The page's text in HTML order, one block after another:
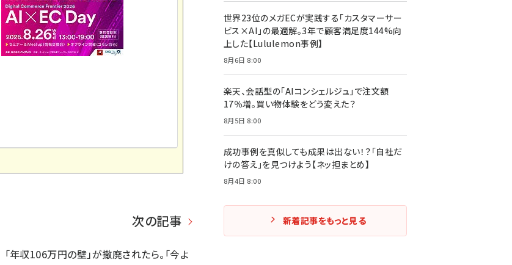
次の記事
「年収106万円の壁」が撤廃されたら。「今よ
世界23位のメガECが実践する「カスタマーサー
ビス×AI」の最適解。3年で顧客満足度144%向
上した【Lululemon事例】
8月6日 8:00
楽天、会話型の「AIコンシェルジュ」で注文額
17％増。買い物体験をどう変えた？
8月5日 8:00
成功事例を真似しても成果は出ない！？「自社だ
けの答え」を見つけよう【ネッ担まとめ】
8月4日 8:00
新着記事をもっと見る